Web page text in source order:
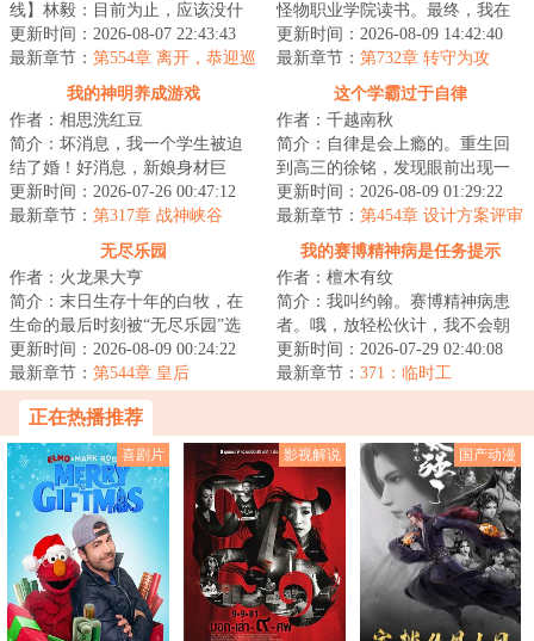
线】林毅：目前为止，应该没什
么我领悟不了的，如果有，稍稍
给我点时间，那就...
更新时间：2026-08-07 22:43:43
最新章节： 第554章 离开，恭迎巡
怪物职业学院读书。最终，我在
大家一声声天才的称赞中迷失了
自己，走上了不...
更新时间：2026-08-09 14:42:40
最新章节： 第732章 转守为攻
我的神明养成游戏
作者：相思洗红豆
简介：坏消息，我一个学生被迫
结了婚！好消息，新娘身材巨
好！坏消息，我老婆不允许我去
夜店酒吧KTV！好...
更新时间：2026-07-26 00:47:12
最新章节： 第317章 战神峡谷
这个学霸过于自律
作者：千越南秋
简介：自律是会上瘾的。重生回
到高三的徐铭，发现眼前出现一
个职业面板，身为学生他获得了
【绝对自律】天...
更新时间：2026-08-09 01:29:22
最新章节： 第454章 设计方案评审
通过，新一代载人飞船
无尽乐园
作者：火龙果大亨
简介：末日生存十年的白牧，在
生命的最后时刻被“无尽乐园”选
中，成为一名玩家。荒岛求生，
丧尸危机，收...
更新时间：2026-08-09 00:24:22
最新章节： 第544章 皇后
我的赛博精神病是任务提示
作者：檀木有纹
简介：我叫约翰。赛博精神病患
者。哦，放轻松伙计，我不会朝
你开枪……大概。我能看见很多
奇怪的提示，它...
更新时间：2026-07-29 02:40:08
最新章节： 371：临时工
正在热播推荐
喜剧片 影视解说 国产动漫